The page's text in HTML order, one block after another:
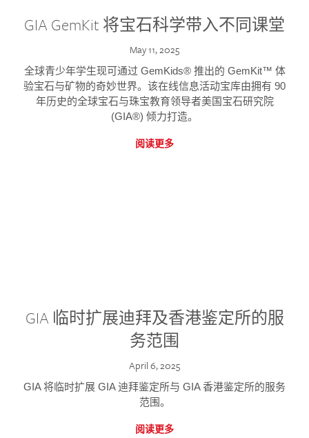
GIA GemKit 将宝石科学带入不同课堂
May 11, 2025
全球青少年学生现可通过 GemKids® 推出的 GemKit™ 体
验宝石与矿物的奇妙世界。该在线信息活动宝库由拥有 90
年历史的全球宝石与珠宝教育领导者美国宝石研究院
(GIA®) 倾力打造。
阅读更多
GIA 临时扩展迪拜及香港鉴定所的服
务范围
April 6, 2025
GIA 将临时扩展 GIA 迪拜鉴定所与 GIA 香港鉴定所的服务
范围。
阅读更多